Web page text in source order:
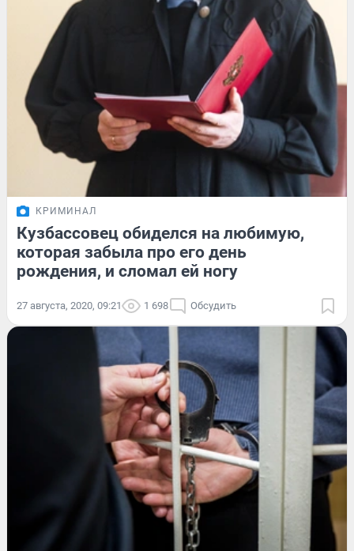
КРИМИНАЛ
Кузбассовец обиделся на любимую,
которая забыла про его день
рождения, и сломал ей ногу
27 августа, 2020, 09:21 1 698 Обсудить